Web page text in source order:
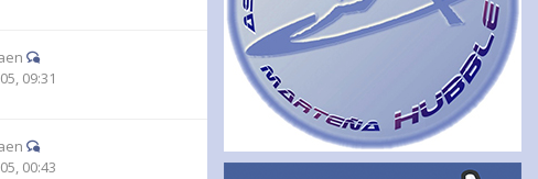
09:31
00:43